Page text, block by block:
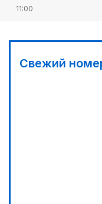
11:00
МЧС запустило
Свежий